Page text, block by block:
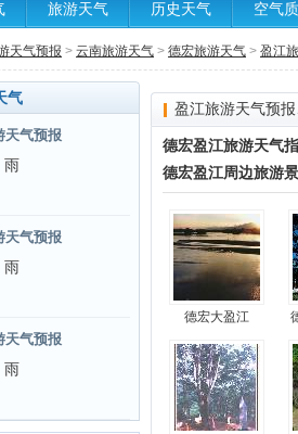
旅游天气 历史天气 空气
天气预报 > 云南旅游天气 > 德宏旅游天气 > 盈江
气
天气预报
雨
天气预报
雨
天气预报
雨
盈江旅游天气预
德宏盈江旅游天气
德宏盈江周边旅游
德宏大盈江